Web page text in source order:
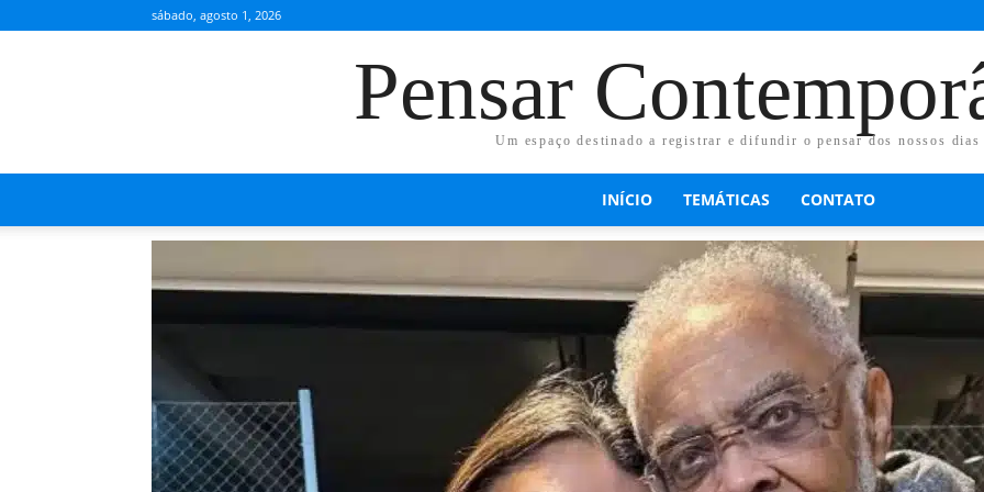
sábado, agosto 1, 2026
Pensar
Um espaço destinado a registrar e difundir o pensar dos nossos dias
INÍCIO TEMÁTICAS CONTATO